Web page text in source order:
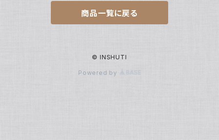
商品一覧に戻る
© INSHUTI
Powered by